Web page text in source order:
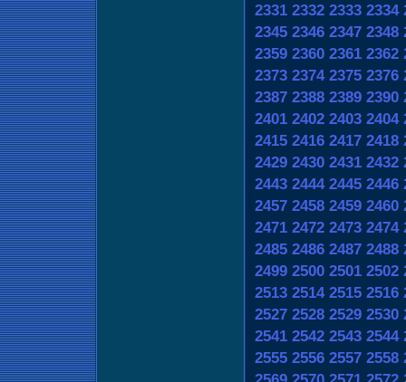
2331 2332 2333 2334
2345 2346 2347 2348
2359 2360 2361 2362
2373 2374 2375 2376
2387 2388 2389 2390
2401 2402 2403 2404
2415 2416 2417 2418
2429 2430 2431 2432
2443 2444 2445 2446
2457 2458 2459 2460
2471 2472 2473 2474
2485 2486 2487 2488
2499 2500 2501 2502
2513 2514 2515 2516
2527 2528 2529 2530
2541 2542 2543 2544
2555 2556 2557 2558